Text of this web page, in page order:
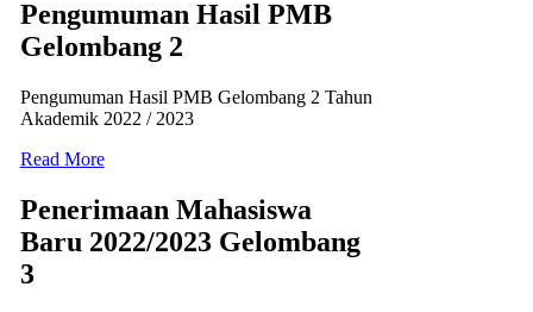
Pengumuman Hasil PMB
Gelombang 2
Pengumuman Hasil PMB Gelombang 2 Tahun
Akademik 2022 / 2023
Read More
Penerimaan Mahasiswa
Baru 2022/2023 Gelombang
3